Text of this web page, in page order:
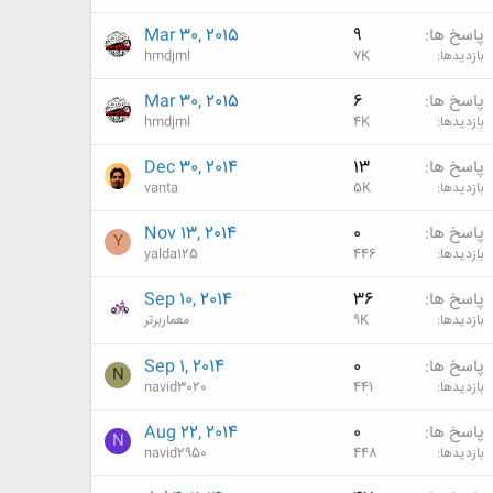
پاسخ ها 9
بازدیدها 7K
Mar 30, 2015
hmdjml
پاسخ ها 6
بازدیدها 4K
Mar 30, 2015
hmdjml
پاسخ ها 13
بازدیدها 5K
Dec 30, 2014
vanta
پاسخ ها 0
بازدیدها 446
Nov 13, 2014
yalda125
Y
پاسخ ها 36
بازدیدها 9K
Sep 10, 2014
معماربرتر
پاسخ ها 0
بازدیدها 441
Sep 1, 2014
navid3020
N
پاسخ ها 0
بازدیدها 448
Aug 22, 2014
navid2950
N